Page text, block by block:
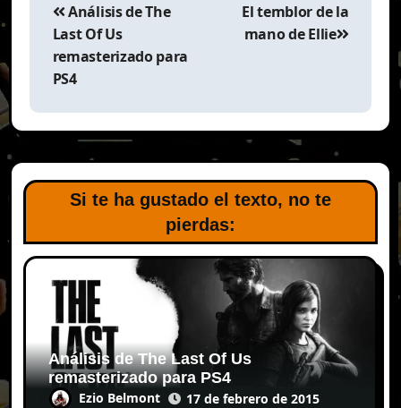
entradas
Análisis de The
Last Of Us
remasterizado para
PS4
El temblor de la
mano de Ellie
Si te ha gustado el texto, no te
pierdas:
Análisis de The Last Of Us
remasterizado para PS4
Ezio Belmont 17 de febrero de 2015